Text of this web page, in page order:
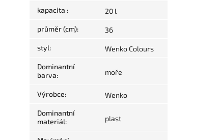
kapacita : 20 l
průměr (cm): 36
styl: Wenko Colours
Dominantní
barva: moře
Výrobce: Wenko
Dominantní
materiál: plast